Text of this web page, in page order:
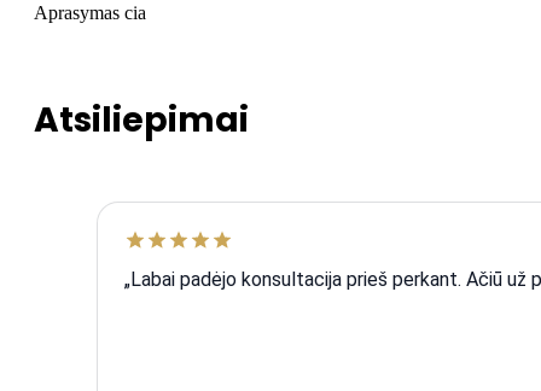
Aprasymas cia
Atsiliepimai
„Labai padėjo konsultacija prieš perkant. Ačiū už